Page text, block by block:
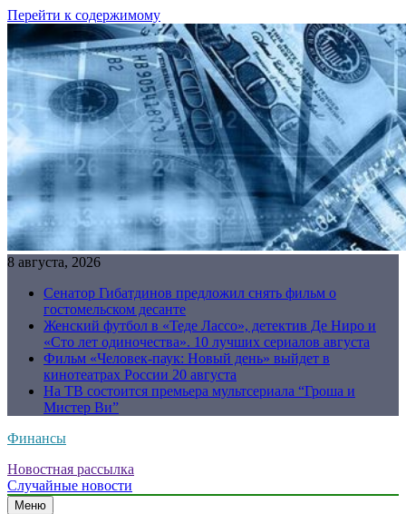
Перейти к содержимому
8 августа, 2026
Сенатор Гибатдинов предложил снять фильм о
гостомельском десанте
Женский футбол в «Теде Лассо», детектив Де Ниро и
«Сто лет одиночества». 10 лучших сериалов августа
Фильм «Человек-паук: Новый день» выйдет в
кинотеатрах России 20 августа
На ТВ состоится премьера мультсериала “Гроша и
Мистер Ви”
Финансы
Новостная рассылка
Случайные новости
Меню